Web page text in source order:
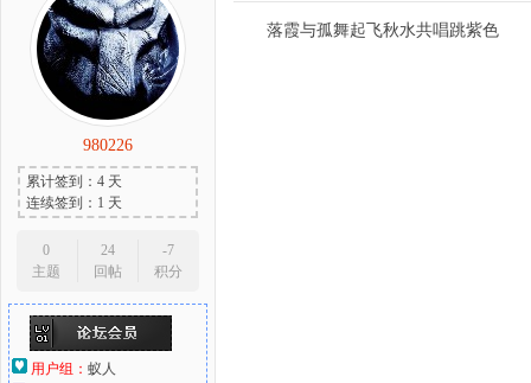
980226
累计签到：4 天
连续签到：1 天
0
主题
24
回帖
-7
积分
用户组： 蚁人
落霞与孤舞起飞秋水共唱跳紫色